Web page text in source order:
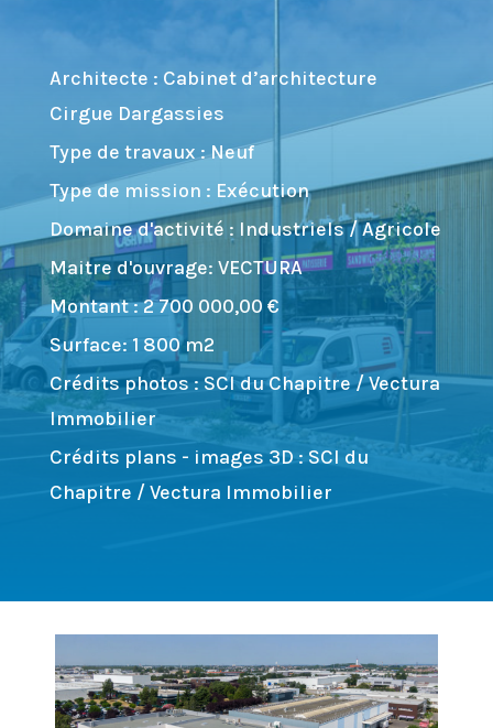
Architecte : Cabinet d’architecture
Cirgue Dargassies
Type de travaux : Neuf
Type de mission : Exécution
Domaine d'activité : Industriels / Agricole
Maitre d'ouvrage: VECTURA
Montant : 2 700 000,00 €
Surface: 1 800 m2
Crédits photos : SCI du Chapitre / Vectura
Immobilier
Crédits plans - images 3D : SCI du
Chapitre / Vectura Immobilier